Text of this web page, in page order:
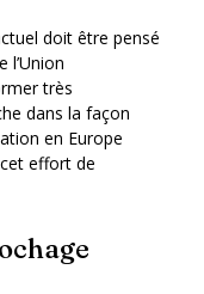
doit être pensé
très
dans la façon
en Europe
effort de